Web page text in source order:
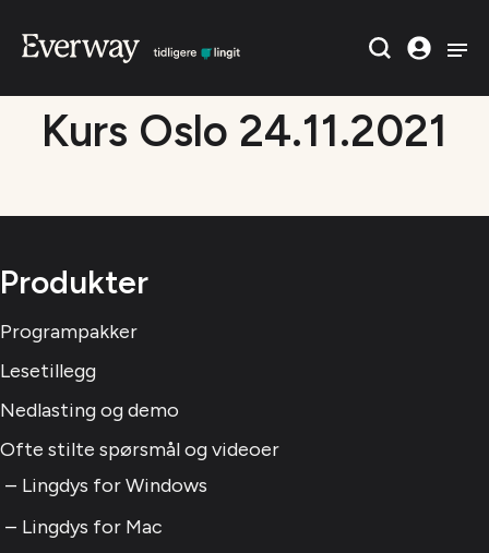
Kurs Oslo 24.11.2021
Produkter
Programpakker
Lesetillegg
Nedlasting og demo
Ofte stilte spørsmål og videoer
Lingdys for Windows
Lingdys for Mac